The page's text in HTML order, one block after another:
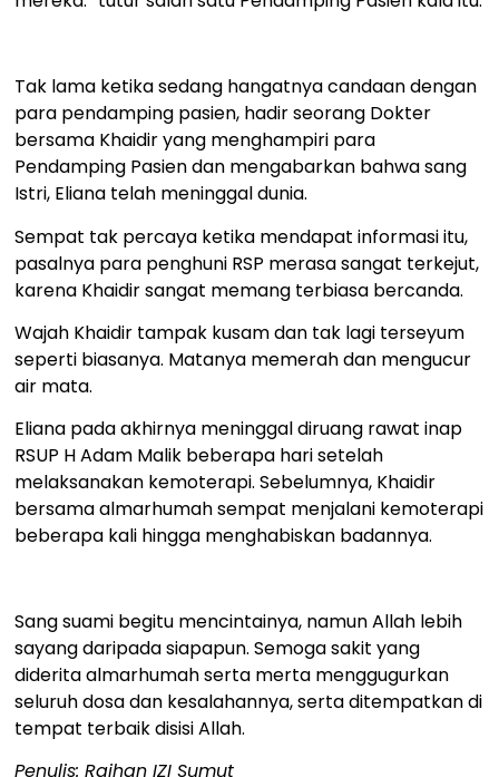
Tak lama ketika sedang hangatnya candaan dengan
para pendamping pasien, hadir seorang Dokter
bersama Khaidir yang menghampiri para
Pendamping Pasien dan mengabarkan bahwa sang
Istri, Eliana telah meninggal dunia.
Sempat tak percaya ketika mendapat informasi itu,
pasalnya para penghuni RSP merasa sangat terkejut,
karena Khaidir sangat memang terbiasa bercanda.
Wajah Khaidir tampak kusam dan tak lagi terseyum
seperti biasanya. Matanya memerah dan mengucur
air mata.
Eliana pada akhirnya meninggal diruang rawat inap
RSUP H Adam Malik beberapa hari setelah
melaksanakan kemoterapi. Sebelumnya, Khaidir
bersama almarhumah sempat menjalani kemoterapi
beberapa kali hingga menghabiskan badannya.
Sang suami begitu mencintainya, namun Allah lebih
sayang daripada siapapun. Semoga sakit yang
diderita almarhumah serta merta menggugurkan
seluruh dosa dan kesalahannya, serta ditempatkan di
tempat terbaik disisi Allah.
Penulis: Raihan IZI Sumut